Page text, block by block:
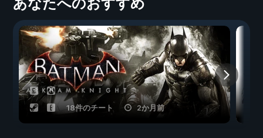
あなたへのおすすめ
18件のチート 2か月前